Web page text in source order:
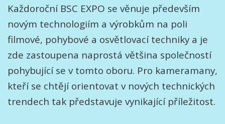
Každoroční BSC EXPO se věnuje především
novým technologiím a výrobkům na poli
filmové, pohybové a osvětlovací techniky a je
zde zastoupena naprostá většina společností
pohybující se v tomto oboru. Pro kameramany,
kteří se chtějí orientovat v nových technických
trendech tak představuje vynikající příležitost.